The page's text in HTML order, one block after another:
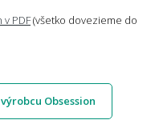
PDF(všetko dovezieme do
Obsession